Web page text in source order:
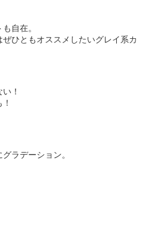
自在。
ひともオススメしたいグレイ系カ
！
ラデーション。